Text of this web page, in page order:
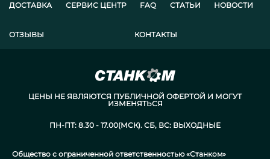
ДОСТАВКА СЕРВИС ЦЕНТР FAQ СТАТЬИ НОВОСТИ
ОТЗЫВЫ КОНТАКТЫ
ЦЕНЫ НЕ ЯВЛЯЮТСЯ ПУБЛИЧНОЙ ОФЕРТОЙ И МОГУТ
ИЗМЕНЯТЬСЯ
ПН-ПТ: 8.30 - 17.00(МСК). СБ, ВС: ВЫХОДНЫЕ
Общество с ограниченной ответственностью «Станком»